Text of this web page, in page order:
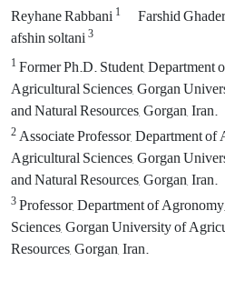
Reyhane Rabbani1 Farshid
afshin soltani3
1Former Ph.D. Student,
Agricultural Sciences, Gorgan
and Natural Resources, Gorgan, Iran.
2Associate Professor, Department
Agricultural Sciences, Gorgan
and Natural Resources, Gorgan, Iran.
3Professor, Department of
Sciences, Gorgan University of
Resources, Gorgan, Iran.